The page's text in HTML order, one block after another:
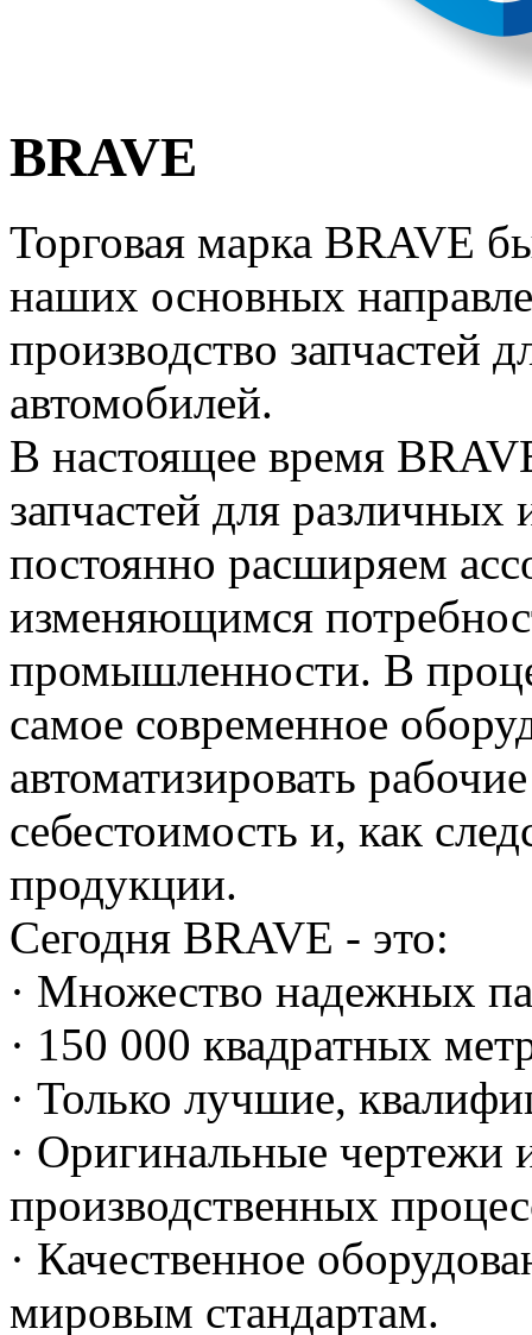
BRAVE
Торговая марка BRAVE
наших основных
производство запчастей
автомобилей.
В настоящее время
запчастей для
постоянно расширяем
изменяющимся
промышленности. В
самое современное
автоматизировать
себестоимость и, как
продукции.
Сегодня BRAVE - это:
· Множество надежных
· 150 000 квадратных
· Только лучшие,
· Оригинальные чертежи
производственных
· Качественное
мировым стандартам.